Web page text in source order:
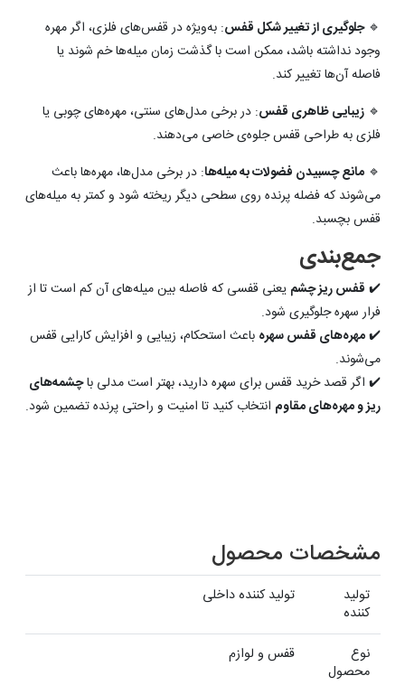
🔹جلوگیری از تغییر شکل قفس: به‌ویژه در قفس‌های فلزی، اگر مهره
وجود نداشته باشد، ممکن است با گذشت زمان میله‌ها خم شوند یا
فاصله آن‌ها تغییر کند.
🔹زیبایی ظاهری قفس: در برخی مدل‌های سنتی، مهره‌های چوبی یا
فلزی به طراحی قفس جلوه‌ی خاصی می‌دهند.
🔹مانع چسبیدن فضولات به میله‌ها: در برخی مدل‌ها، مهره‌ها باعث
می‌شوند که فضله پرنده روی سطحی دیگر ریخته شود و کمتر به میله‌های
قفس بچسبد.
جمع‌بندی
✔️ قفس ریز چشم یعنی قفسی که فاصله بین میله‌های آن کم است تا از
فرار سهره جلوگیری شود.
✔️مهره‌های قفس سهره باعث استحکام، زیبایی و افزایش کارایی قفس
می‌شوند.
✔️ اگر قصد خرید قفس برای سهره دارید، بهتر است مدلی باچشمه‌های
ریز و مهره‌های مقاوم انتخاب کنید تا امنیت و راحتی پرنده تضمین شود.
مشخصات محصول
تولید
کننده
تولید کننده داخلی
نوع
محصول
قفس و لوازم